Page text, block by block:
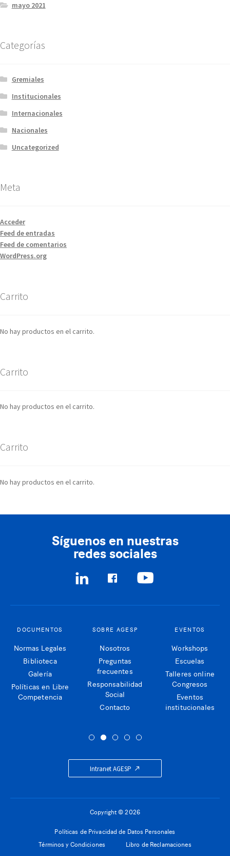
mayo 2021
Categorías
Gremiales
Institucionales
Internacionales
Nacionales
Uncategorized
Meta
Acceder
Feed de entradas
Feed de comentarios
WordPress.org
Carrito
No hay productos en el carrito.
Carrito
No hay productos en el carrito.
Carrito
No hay productos en el carrito.
Síguenos en nuestras
redes sociales
DOCUMENTOS
Normas Legales
Biblioteca
Galería
Políticas en Libre
Competencia
SOBRE AGESP
Nosotros
Preguntas
frecuentes
Responsabilidad
Social
Contacto
EVENTOS
Workshops
Escuelas
Talleres online
Congresos
Eventos
institucionales
Intranet AGESP
Copyright © 2026
Políticas de Privacidad de Datos Personales
Términos y Condiciones
Libro de Reclamaciones